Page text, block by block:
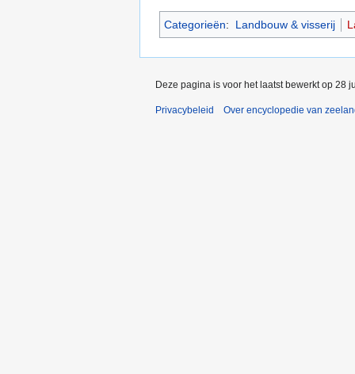
Categorieën: Landbouw & visserij
Deze pagina is voor het laatst bewerkt op 28
Privacybeleid Over encyclopedie van